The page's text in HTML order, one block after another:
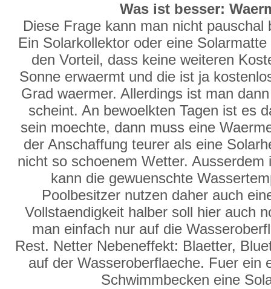
Was ist besser:
Diese Frage kann man nicht
Ein Solarkollektor oder eine
den Vorteil, dass keine weiteren
Sonne erwaermt und die ist ja
Grad waermer. Allerdings ist man
scheint. An bewoelkten Tagen ist es
sein moechte, dann muss eine
der Anschaffung teurer als eine
nicht so schoenem Wetter.
kann die gewuenschte
Poolbesitzer nutzen daher auch
Vollstaendigkeit halber soll hier auch
man einfach nur auf die
Rest. Netter Nebeneffekt: Blaetter,
auf der Wasseroberflaeche. Fuer ein
Schwimmbecken eine